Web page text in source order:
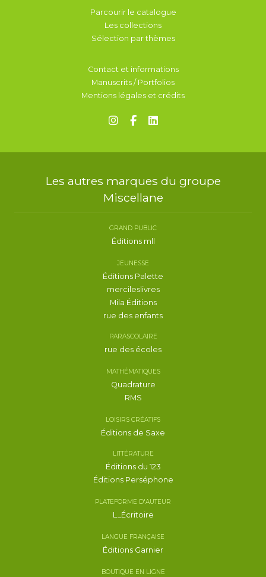
Parcourir le catalogue
Les collections
Sélection par thèmes
Contact et informations
Manuscrits / Portfolios
Mentions légales et crédits
Les autres marques du groupe
Miscellane
GRAND PUBLIC
Éditions mll
JEUNESSE
Éditions Palette
mercileslivres
Mila Éditions
rue des enfants
PARASCOLAIRE
rue des écoles
MATHÉMATIQUES
Quadrature
RMS
LOISIRS CRÉATIFS
Éditions de Saxe
LITTÉRATURE
Éditions du 123
Éditions Perséphone
PLATEFORME D'AUTEUR
L_Écritoire
LANGUE FRANÇAISE
Éditions Garnier
BOUTIQUE EN LIGNE